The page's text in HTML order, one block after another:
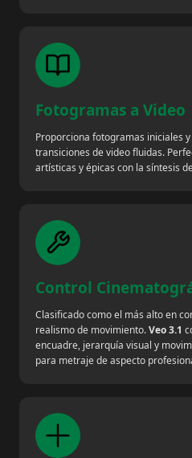
Fotogramas a Video
Proporciona fotogramas iniciales
transiciones de video fluidas.
artísticas y épicas con la síntesis
Control
Clasificado como el más alto en
realismo de movimiento.Veo 3.1
encuadre, jerarquía visual y
para metraje de aspecto